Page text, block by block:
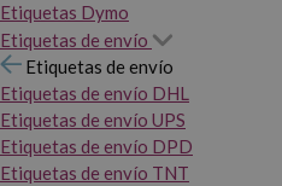
Etiquetas Dymo
Etiquetas de envío
Etiquetas de envío
Etiquetas de envío DHL
Etiquetas de envío UPS
Etiquetas de envío DPD
Etiquetas de envío TNT